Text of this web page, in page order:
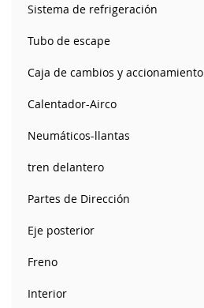
Sistema de refrigeración
Tubo de escape
Caja de cambios y accionamiento
Calentador-Airco
Neumáticos-llantas
tren delantero
Partes de Dirección
Eje posterior
Freno
Interior